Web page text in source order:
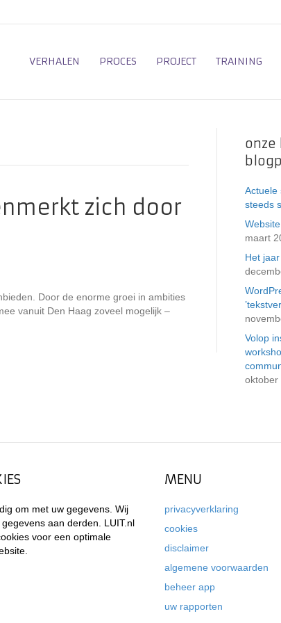
VERHALEN PROCES PROJECT TRAINING
zich door
Door de enorme groei in ambities
vanuit Den Haag zoveel mogelijk –
Actuele
steeds
maart
Het
Volop
oktober
om met uw gegevens. Wij
aan derden. LUIT.nl
voor een optimale
MENU
privacyverklaring
cookies
disclaimer
algemene voorwaarden
beheer app
uw rapporten